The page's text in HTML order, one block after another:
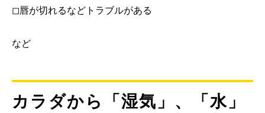
◻︎唇が切れるなどトラブルがある
など
カラダから「湿気」、「水」